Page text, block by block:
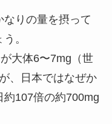
りの量を摂って
。
大体6〜7mg（世
、日本ではなぜか
約107倍の約700mg